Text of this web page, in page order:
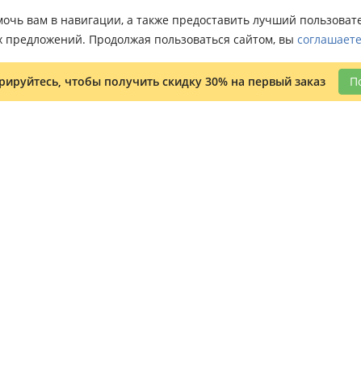
чтобы получить скидку 30% на первый заказ
вам в навигации, а также предоставить лучший
Продолжая пользоваться сайтом, вы